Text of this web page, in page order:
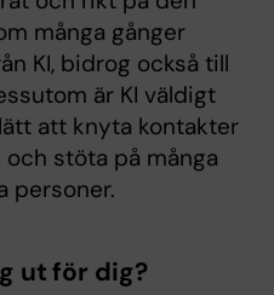
många gånger
KI, bidrog också till
är KI väldigt
att knyta kontakter
stöta på många
personer.
ut för dig?